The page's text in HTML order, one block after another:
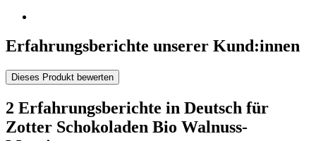
Erfahrungsberichte unserer Kund:innen
Dieses Produkt bewerten
2 Erfahrungsberichte in Deutsch für
Zotter Schokoladen Bio Walnuss-